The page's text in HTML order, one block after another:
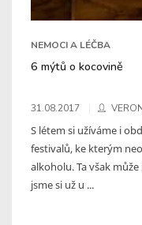
NEMOCI A LÉČBA
6 mýtů o kocovině
31.08.2017
S létem si užíváme i
festivalů, ke kterým
alkoholu. Ta však
jsme si už u ...